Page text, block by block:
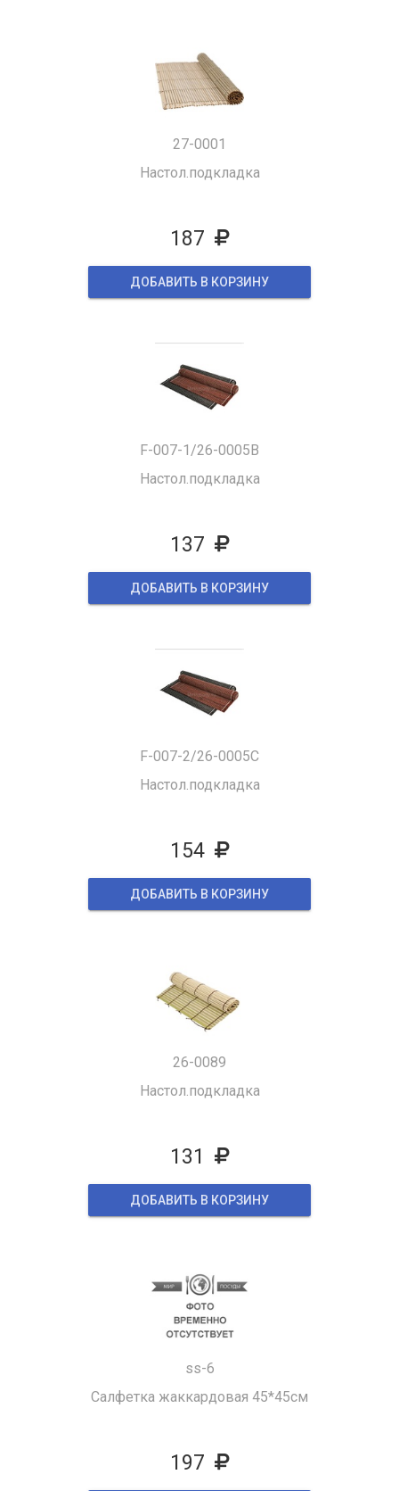
27-0001
Настол.подкладка
187
ДОБАВИТЬ В КОРЗИНУ
F-007-1/26-0005B
Настол.подкладка
137
ДОБАВИТЬ В КОРЗИНУ
F-007-2/26-0005C
Настол.подкладка
154
ДОБАВИТЬ В КОРЗИНУ
26-0089
Настол.подкладка
131
ДОБАВИТЬ В КОРЗИНУ
ss-6
Салфетка жаккардовая 45*45см
197